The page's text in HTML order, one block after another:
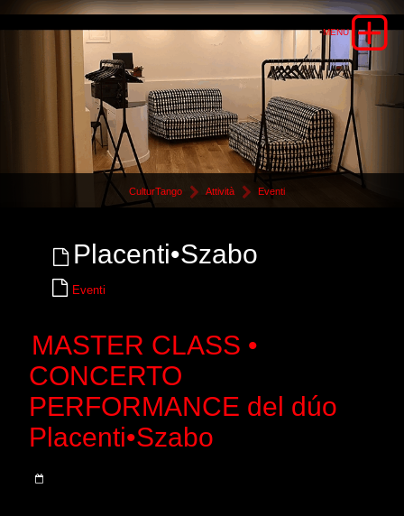
CulturTango Attività Eventi
Placenti•Szabo
Eventi
MASTER CLASS •
CONCERTO
PERFORMANCE del dúo
Placenti•Szabo